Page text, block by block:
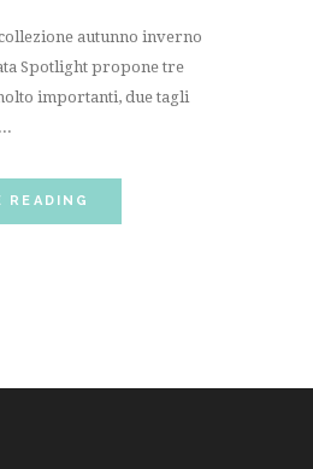
autunno inverno
Spotlight propone tre
importanti, due tagli
READING